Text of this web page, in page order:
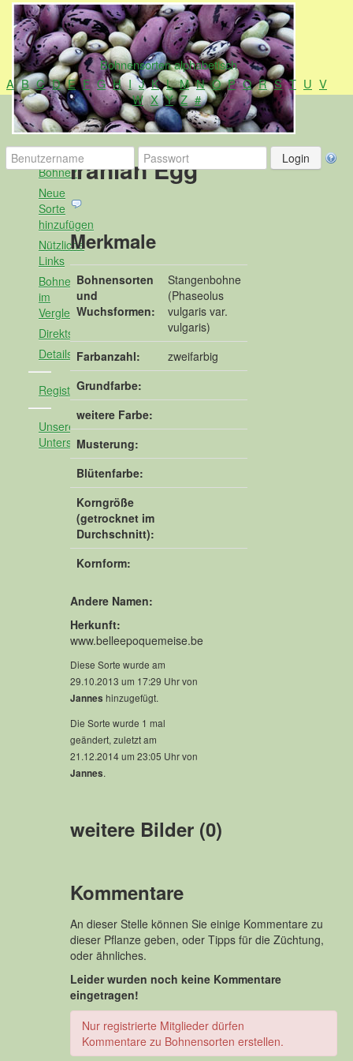
Bohnensorten alphabetisch
A B C D E F G H I J K L M N O P Q R S T U V
W X Y Z #
Alles
Bohne?
Neue
Sorte
hinzufügen
Nützliche
Links
Bohnen
im
Vergleich
Direktsuche
Detailsuche
Registrieren
Unsere
Unterstützer
Iranian Egg
Merkmale
Bohnensorten
und
Wuchsformen:
Stangenbohne
(Phaseolus
vulgaris var.
vulgaris)
Farbanzahl:
zweifarbig
Grundfarbe:
weitere Farbe:
Musterung:
Blütenfarbe:
Korngröße
(getrocknet im
Durchschnitt):
Kornform:
Andere Namen:
Herkunft:
www.belleepoquemeise.be
Diese Sorte wurde am
29.10.2013 um 17:29 Uhr von
Janneshinzugefügt.
Die Sorte wurde 1 mal
geändert, zuletzt am
21.12.2014 um 23:05 Uhr von
Jannes.
weitere Bilder (0)
Kommentare
An dieser Stelle können Sie einige Kommentare zu
dieser Pflanze geben, oder Tipps für die Züchtung,
oder ähnliches.
Leider wurden noch keine Kommentare
eingetragen!
Nur registrierte Mitglieder dürfen
Kommentare zu Bohnensorten erstellen.